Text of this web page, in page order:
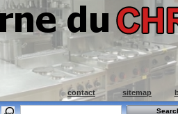
contact sitemap